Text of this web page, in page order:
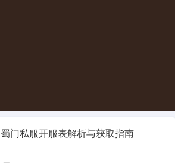
蜀门私服开服表解析与获取指南